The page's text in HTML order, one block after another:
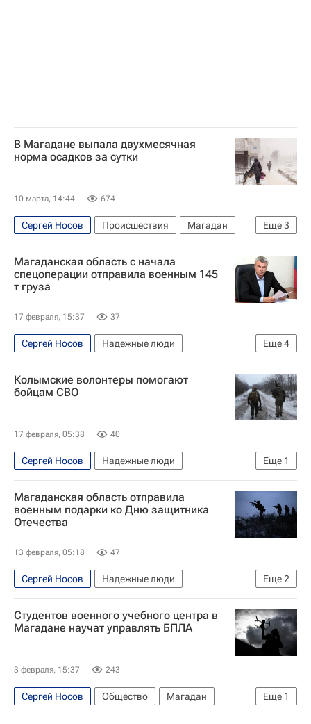
В Магадане выпала двухмесячная
норма осадков за сутки
10 марта, 14:44 674
Еще3
Сергей Носов Происшествия
Магадан
Магаданская область
Японское море
МЧС России (Министерство РФ по делам гражданской обороны, чрезвычайным ситуациям и ликвидации последствий стихийных бедствий)
Магаданская область с начала
спецоперации отправила военным 145
т груза
17 февраля, 15:37 37
Еще4
Сергей Носов
Надежные люди
Магаданская область
Владимир Якушев
Совет Федерации РФ
Единая Россия
Колымские волонтеры помогают
бойцам СВО
17 февраля, 05:38 40
Еще 1
Сергей Носов
Надежные люди
Магаданская область
Магаданская область отправила
военным подарки ко Дню защитника
Отечества
13 февраля, 05:18 47
Еще2
Сергей Носов
Надежные люди
Магаданская область
Донецкая Народная Республика
Студентов военного учебного центра в
Магадане научат управлять БПЛА
3 февраля, 15:37 243
Еще 1
Сергей Носов Общество
Магадан
Россия